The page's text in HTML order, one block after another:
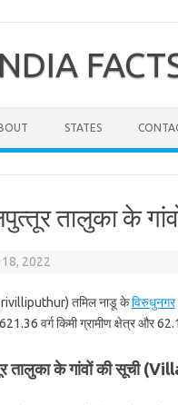
STATES
तालुका के
2022
तमिल नाडू केविरुधुनगर
वर्ग किमी ग्रामीण क्षेत्र और
तालुका के गांवों की सूची